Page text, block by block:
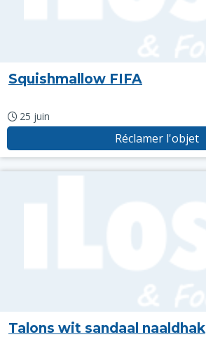
Squishmallow FIFA
25 juin
Réclamer l'objet
Talons wit sandaal naaldhak